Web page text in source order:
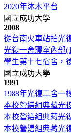
2020年沐木平台
國立成功大學
2008
從台南火車站拍光
光復一舍寢室內部
學生第十七宿舍，
國立成功大學
1991
1988年光復二舍一
本校營繕組典藏光
本校營繕組典藏光
本校營繕組典藏光